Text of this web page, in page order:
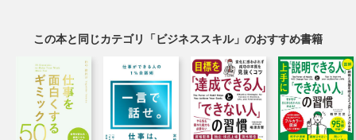
この本と同じカテゴリ「ビジネススキル」のおすすめ書籍